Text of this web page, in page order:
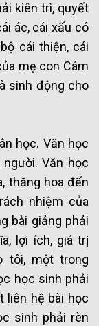
kiên trì, quyết
ác, cái xấu có
cái thiện, cái
mẹ con Cám
sinh động cho
học. Văn học
Văn học
thăng hoa đến
nhiệm của
bài giảng phải
lợi ích, giá trị
tôi, một trong
học sinh phải
liên hệ bài học
sinh phải rèn